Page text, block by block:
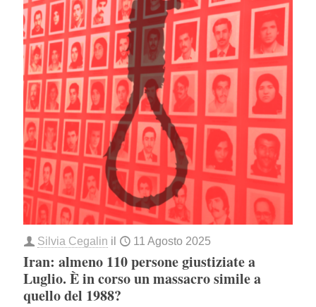
Silvia Cegalin il 11 Agosto 2025
Iran: almeno 110 persone giustiziate a
Luglio. È in corso un massacro simile a
quello del 1988?